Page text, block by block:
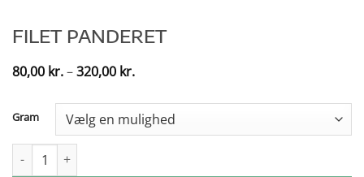
FILET PANDERET
80,00 kr.–320,00 kr.Prisinterval:
320,00 kr.
Gram
Filet Panderet antal